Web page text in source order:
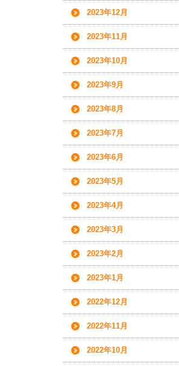
2023年12月
2023年11月
2023年10月
2023年9月
2023年8月
2023年7月
2023年6月
2023年5月
2023年4月
2023年3月
2023年2月
2023年1月
2022年12月
2022年11月
2022年10月